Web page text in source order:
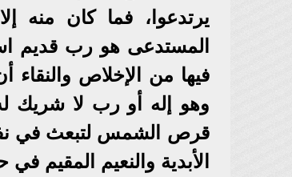
يرتدعوا، فما كان
المستدعى هو رب قديم
فيها من الإخلاص والنقاء
وهو إله أو رب لا شريك
قرص الشمس لتبعث في
الأبدية والنعيم المقيم